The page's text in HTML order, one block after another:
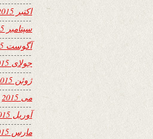
اکتبر 2015
سپتامبر 2015
آگوست 2015
جولای 2015
ژوئن 2015
می 2015
آوریل 2015
مارس 2015